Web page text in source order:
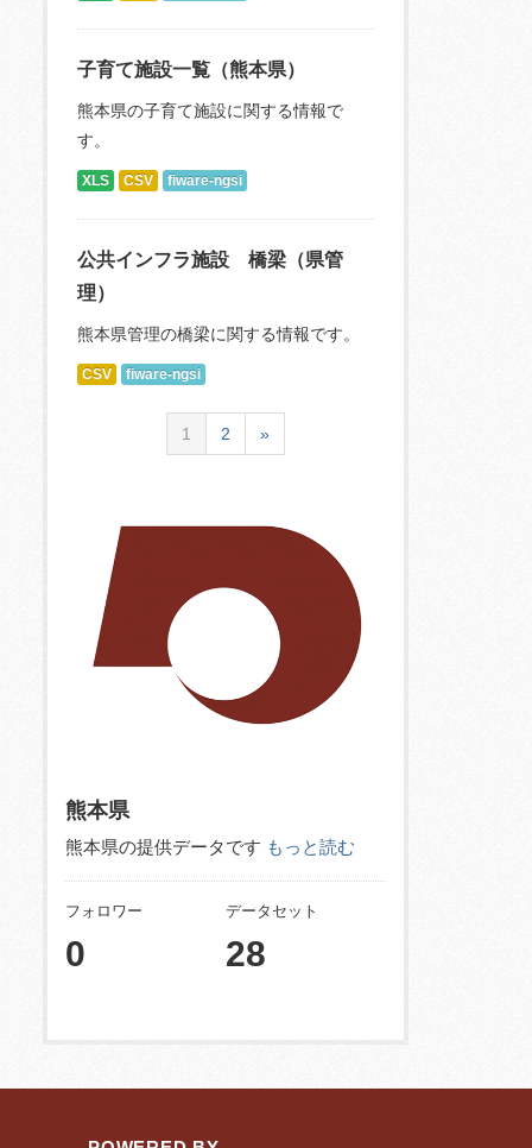
子育て施設一覧（熊本県）
熊本県の子育て施設に関する情報で
す。
XLS CSV fiware-ngsi
公共インフラ施設 橋梁（県管
理）
熊本県管理の橋梁に関する情報です。
CSV fiware-ngsi
1 2 »
熊本県
熊本県の提供データです もっと読む
フォロワー
0
データセット
28